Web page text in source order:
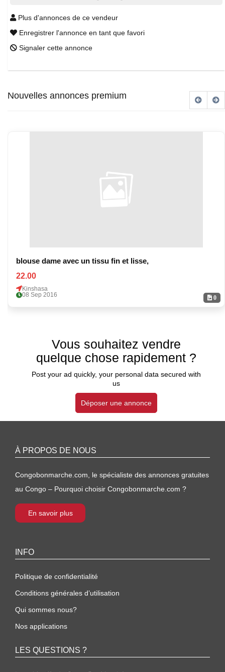
Plus d'annonces de ce vendeur
Enregistrer l'annonce en tant que favori
Signaler cette annonce
Nouvelles annonces premium
0
blouse dame avec un tissu fin et lisse,
22.00
Kinshasa
08 Sep 2016
Vous souhaitez vendre
quelque chose rapidement ?
Post your ad quickly, your personal data secured with
us
Déposer une annonce
À PROPOS DE NOUS
Congobonmarche.com, le spécialiste des annonces gratuites
au Congo – Pourquoi choisir Congobonmarche.com ?
En savoir plus
INFO
Politique de confidentialité
Conditions générales d’utilisation
Qui sommes nous?
Nos applications
LES QUESTIONS ?